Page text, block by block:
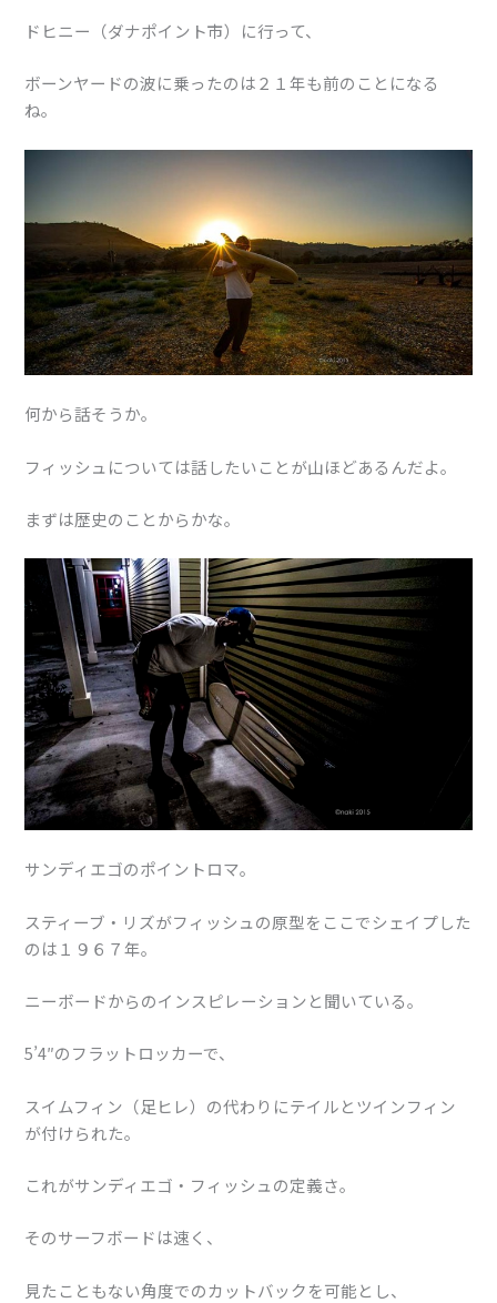
ドヒニー（ダナポイント市）に行って、
ボーンヤードの波に乗ったのは２１年も前のことになる
ね。
何から話そうか。
フィッシュについては話したいことが山ほどあるんだよ。
まずは歴史のことからかな。
サンディエゴのポイントロマ。
スティーブ・リズがフィッシュの原型をここでシェイプした
のは１９６７年。
ニーボードからのインスピレーションと聞いている。
5’4″のフラットロッカーで、
スイムフィン（足ヒレ）の代わりにテイルとツインフィン
が付けられた。
これがサンディエゴ・フィッシュの定義さ。
そのサーフボードは速く、
見たこともない角度でのカットバックを可能とし、